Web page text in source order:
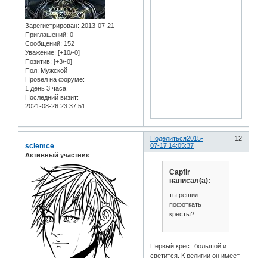
Зарегистрирован: 2013-07-21
Приглашений: 0
Сообщений: 152
Уважение: [+10/-0]
Позитив: [+3/-0]
Пол: Мужской
Провел на форуме:
1 день 3 часа
Последний визит:
2021-08-26 23:37:51
Поделиться 12
2015-
07-17 14:05:37
sciemce
Активный участник
Capfir
написал(а):
ты решил
пофоткать
кресты?..
Первый крест большой и
светится. К религии он имеет